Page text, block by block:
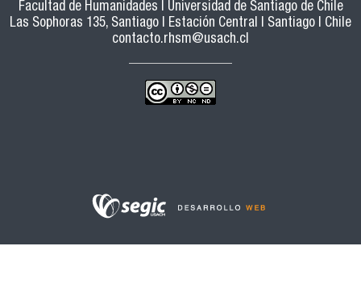
Facultad de Humanidades | Universidad de Santiago de Chile
Las Sophoras 135, Santiago | Estación Central | Santiago | Chile
contacto.rhsm@usach.cl